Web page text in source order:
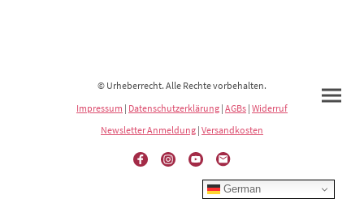
© Urheberrecht. Alle Rechte vorbehalten.
Impressum | Datenschutzerklärung | AGBs | Widerruf
Newsletter Anmeldung | Versandkosten
German